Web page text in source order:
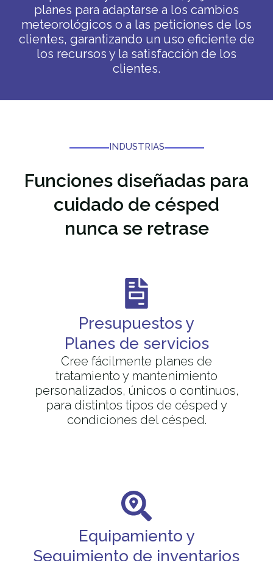
planes para adaptarse a los cambios
meteorológicos o a las peticiones de los
clientes, garantizando un uso eficiente de
los recursos y la satisfacción de los
clientes.
INDUSTRIAS
Funciones diseñadas para
cuidado de césped
nunca se retrase
Presupuestos y
Planes de servicios
Cree fácilmente planes de
tratamiento y mantenimiento
personalizados, únicos o continuos,
para distintos tipos de césped y
condiciones del césped.
Equipamiento y
Seguimiento de inventarios